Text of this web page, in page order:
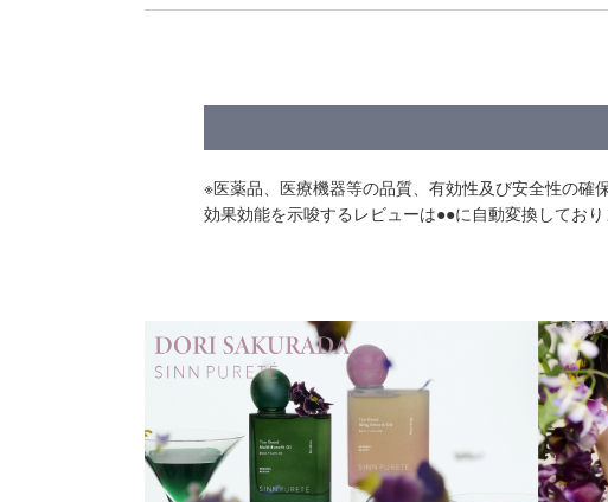
※医薬品、医療機器等の品質、有効性及び安全性の確
効果効能を示唆するレビューは●●に自動変換しており